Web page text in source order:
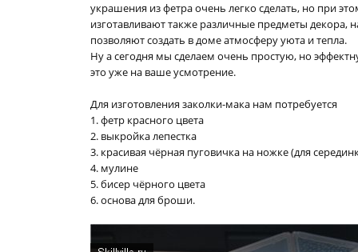
украшения из фетра очень легко сделать, но при
изготавливают также различные предметы
позволяют создать в доме атмосферу уюта и тепла.
Ну а сегодня мы сделаем очень простую, но
это уже на ваше усмотрение.
Для изготовления заколки-мака нам потребуется
1. фетр красного цвета
2. выкройка лепестка
3. красивая чёрная пуговичка на ножке (для
4. мулине
5. бисер чёрного цвета
6. основа для броши.